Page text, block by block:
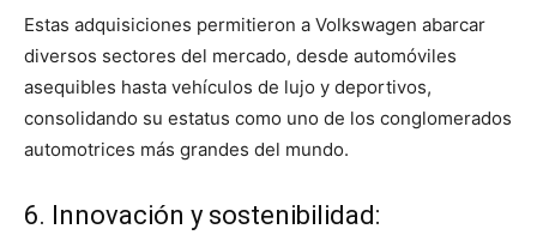
Estas adquisiciones permitieron a Volkswagen abarcar
diversos sectores del mercado, desde automóviles
asequibles hasta vehículos de lujo y deportivos,
consolidando su estatus como uno de los conglomerados
automotrices más grandes del mundo.
6. Innovación y sostenibilidad: